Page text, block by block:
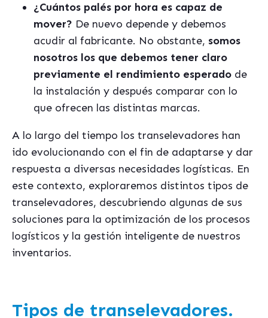
¿Cuántos palés por hora es capaz de
mover? De nuevo depende y debemos
acudir al fabricante. No obstante, somos
nosotros los que debemos tener claro
previamente el rendimiento esperado de
la instalación y después comparar con lo
que ofrecen las distintas marcas.
A lo largo del tiempo los transelevadores han
ido evolucionando con el fin de adaptarse y dar
respuesta a diversas necesidades logísticas. En
este contexto, exploraremos distintos tipos de
transelevadores, descubriendo algunas de sus
soluciones para la optimización de los procesos
logísticos y la gestión inteligente de nuestros
inventarios.
Tipos de transelevadores.